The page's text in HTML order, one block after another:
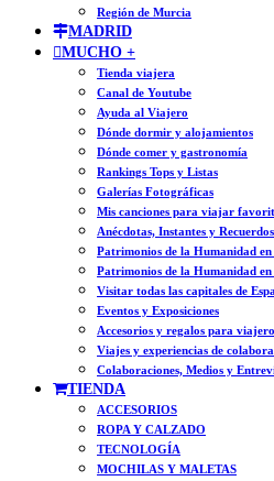
Región de Murcia
MADRID
MUCHO +
Tienda viajera
Canal de Youtube
Ayuda al Viajero
Dónde dormir y alojamientos
Dónde comer y gastronomía
Rankings Tops y Listas
Galerías Fotográficas
Mis canciones para viajar
Anécdotas, Instantes y
Patrimonios de la Humanidad en
Patrimonios de la Humanidad en
Visitar todas las capitales de
Eventos y Exposiciones
Accesorios y regalos para
Viajes y experiencias de
Colaboraciones, Medios y
TIENDA
ACCESORIOS
ROPA Y CALZADO
TECNOLOGÍA
MOCHILAS Y MALETAS